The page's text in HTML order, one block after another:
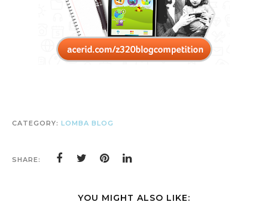
CATEGORY: LOMBA BLOG
SHARE:
YOU MIGHT ALSO LIKE: